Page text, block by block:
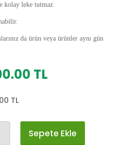
kolay leke tutmaz.
da ürün veya ürünler aynı gün
TL.
TLŞu
TL
Sepete Ekle